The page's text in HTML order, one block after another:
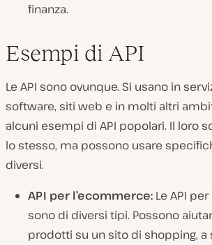
finanza.
Esempi di API
Le API sono ovunque. Si usano in
software, siti web e in molti altri
alcuni esempi di API popolari. Il loro
lo stesso, ma possono usare
diversi.
API per l’ecommerce: Le API
sono di diversi tipi. Possono
prodotti su un sito di shopping, a